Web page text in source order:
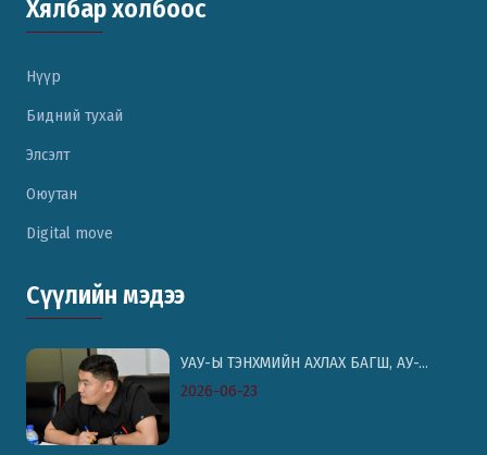
Хялбар холбоос
Нүүр
Бидний тухай
Элсэлт
Оюутан
Digital move
Сүүлийн мэдээ
УАУ-Ы ТЭНХМИЙН АХЛАХ БАГШ, АУ-...
2026-06-23